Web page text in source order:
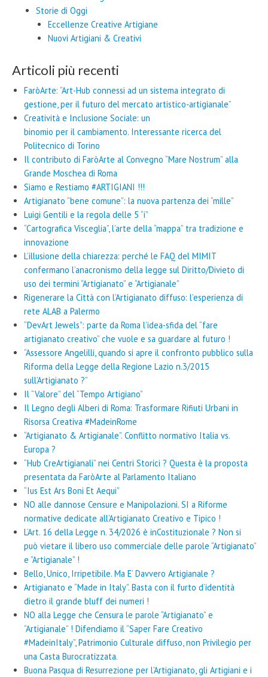
Storie di Oggi
Eccellenze Creative Artigiane
Nuovi Artigiani & Creativi
Articoli più recenti
FaròArte: “Art-Hub connessi ad un sistema integrato di
gestione, per il futuro del mercato artistico-artigianale”
Creatività e Inclusione Sociale: un
binomio per il cambiamento. Interessante ricerca del
Politecnico di Torino
Il contributo di FaròArte al Convegno “Mare Nostrum” alla
Grande Moschea di Roma
Siamo e Restiamo #ARTIGIANI !!!
Artigianato “bene comune”: la nuova partenza dei “mille”
Luigi Gentili e la regola delle 5 “i”
“Cartografica Visceglia”, l’arte della “mappa” tra tradizione e
innovazione
L’illusione della chiarezza: perché le FAQ del MIMIT
confermano l’anacronismo della legge sul Diritto/Divieto di
uso dei termini “Artigianato” e “Artigianale”
Rigenerare la Città con l’Artigianato diffuso: l’esperienza di
rete ALAB a Palermo
“DevArt Jewels”: parte da Roma l’idea-sfida del “fare
artigianato creativo” che vuole e sa guardare al futuro !
“Assessore Angelilli, quando si apre il confronto pubblico sulla
Riforma della Legge della Regione Lazio n.3/2015
sull’Artigianato ?”
Il “Valore” del “Tempo Artigiano”
Il Legno degli Alberi di Roma: Trasformare Rifiuti Urbani in
Risorsa Creativa #MadeinRome
“Artigianato & Artigianale”. Conflitto normativo Italia vs.
Europa ?
“Hub CreArtigianali” nei Centri Storici ? Questa è la proposta
presentata da FaròArte al Parlamento Italiano
“Ius Est Ars Boni Et Aequi”
NO alle dannose Censure e Manipolazioni. SI a Riforme
normative dedicate all’Artigianato Creativo e Tipico !
L’Art. 16 della Legge n. 34/2026 è inCostituzionale ? Non si
può vietare il libero uso commerciale delle parole “Artigianato”
e “Artigianale” !
Bello, Unico, Irripetibile. Ma E’ Davvero Artigianale ?
Artigianato e “Made in Italy”. Basta con il furto d’identità
dietro il grande bluff dei numeri !
NO alla Legge che Censura le parole “Artigianato” e
“Artigianale” ! Difendiamo il “Saper Fare Creativo
#MadeinItaly”, Patrimonio Culturale diffuso, non Privilegio per
una Casta Burocratizzata.
Buona Pasqua di Resurrezione per l’Artigianato, gli Artigiani e i